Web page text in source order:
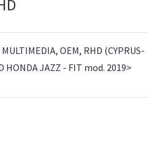
MULTIMEDIA, OEM, RHD (CYPRUS-
HONDA JAZZ - FIT mod. 2019>